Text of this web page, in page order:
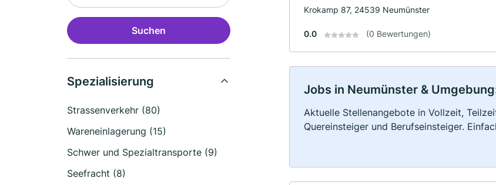
Suchen
Spezialisierung
Strassenverkehr (80)
Wareneinlagerung (15)
Schwer und Spezialtransporte (9)
Seefracht (8)
Krokamp 87, 24539 Neumünster
0.0 (0 Bewertungen)
Jobs in Neumünster &
Aktuelle Stellenangebote in Vollzeit,
Quereinsteiger und Berufseinsteiger.